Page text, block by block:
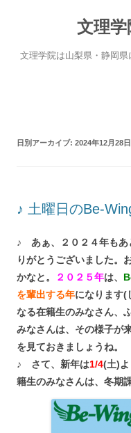
文理
文理学院は山梨県・静岡県
日別アーカイブ: 2024年12月28日
♪ 土曜日のBe-
♪ あぁ、２０２４年もあ
りがとうございました。
かなと。
２０２５年は、
を輩出する年になります(
なる在籍生のみなさん、
みなさんは、その様子が
を見ておきましょうね。
♪ さて、新年は1/4(土)
籍生のみなさんは、冬期